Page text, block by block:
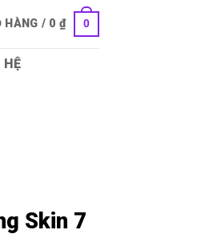
HÀNG / 0₫ 0
HỆ
Skin 7